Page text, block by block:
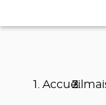
Accueil